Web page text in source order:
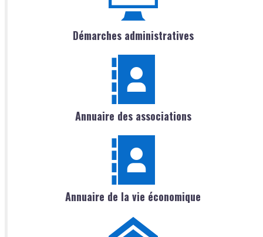
Démarches administratives
Annuaire des associations
Annuaire de la vie économique